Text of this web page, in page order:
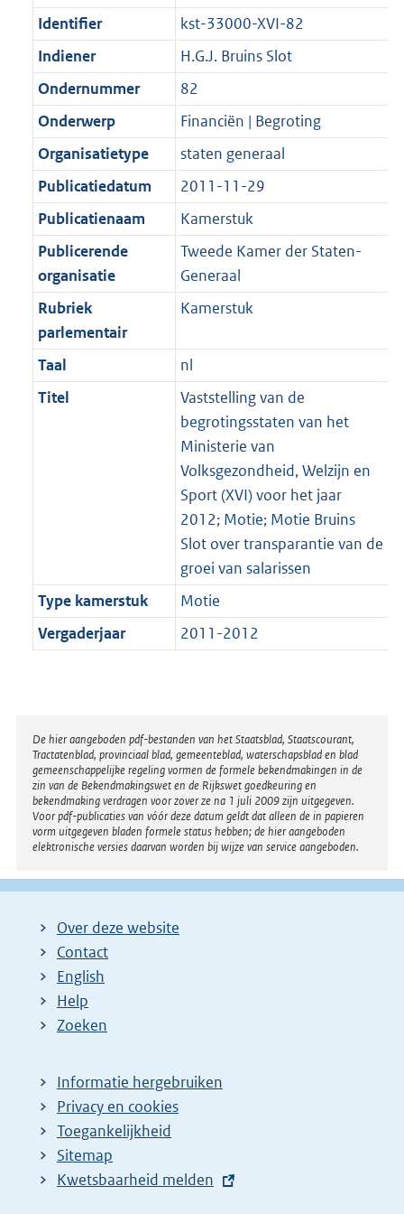
b
Identifier
kst-33000-XVI-82
Indiener
H.G.J. Bruins Slot
Ondernummer
82
Onderwerp
Financiën | Begroting
Organisatietype
staten generaal
Publicatiedatum
2011-11-29
Publicatienaam
Kamerstuk
Publicerende
organisatie
Tweede Kamer der Staten-
Generaal
Rubriek
parlementair
Kamerstuk
Taal
nl
Titel
Vaststelling van de
begrotingsstaten van het
Ministerie van
Volksgezondheid, Welzijn en
Sport (XVI) voor het jaar
2012; Motie; Motie Bruins
Slot over transparantie van de
groei van salarissen
Type kamerstuk
Motie
Vergaderjaar
2011-2012
Disclaimer
De hier aangeboden pdf-bestanden van het Staatsblad, Staatscourant,
Tractatenblad, provinciaal blad, gemeenteblad, waterschapsblad en blad
gemeenschappelijke regeling vormen de formele bekendmakingen in de
zin van de Bekendmakingswet en de Rijkswet goedkeuring en
bekendmaking verdragen voor zover ze na 1 juli 2009 zijn uitgegeven.
Voor pdf-publicaties van vóór deze datum geldt dat alleen de in papieren
vorm uitgegeven bladen formele status hebben; de hier aangeboden
elektronische versies daarvan worden bij wijze van service aangeboden.
Over deze website
Contact
English
Help
Zoeken
Informatie hergebruiken
Privacy en cookies
Toegankelijkheid
Sitemap
E
Kwetsbaarheid melden